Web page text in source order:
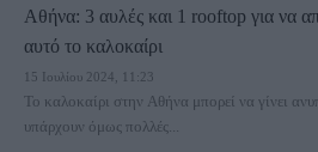
Αθήνα: 3 αυλές και 1 rooftop για να
αυτό το καλοκαίρι
15 Ιουλίου 2024, 11:23
Το καλοκαίρι στην Αθήνα μπορεί να γίνει
υπάρχουν όμως πολλές...